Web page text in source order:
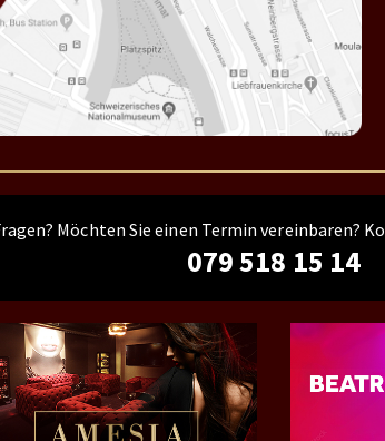
Möchten Sie einen Termin vereinbaren?
079 518 15 14